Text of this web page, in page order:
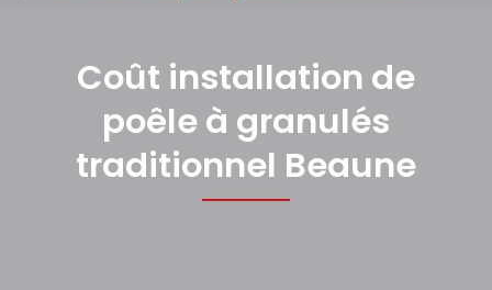
Coût installation de
poêle à granulés
traditionnel Beaune